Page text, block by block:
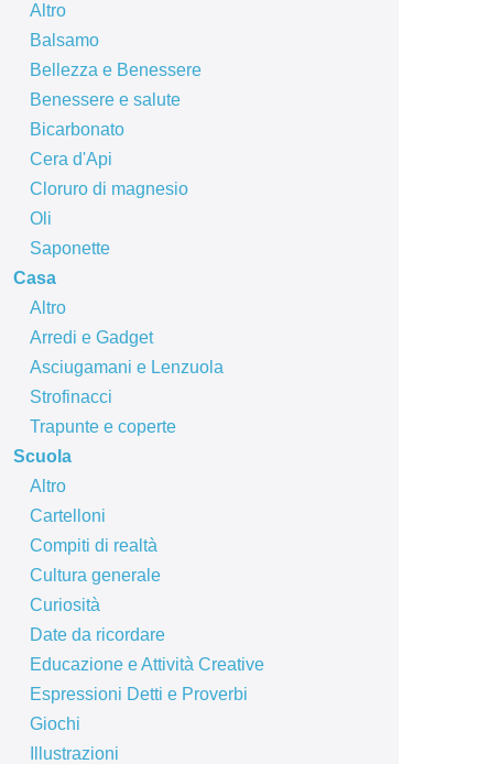
Altro
Balsamo
Bellezza e Benessere
Benessere e salute
Bicarbonato
Cera d'Api
Cloruro di magnesio
Oli
Saponette
Casa
Altro
Arredi e Gadget
Asciugamani e Lenzuola
Strofinacci
Trapunte e coperte
Scuola
Altro
Cartelloni
Compiti di realtà
Cultura generale
Curiosità
Date da ricordare
Educazione e Attività Creative
Espressioni Detti e Proverbi
Giochi
Illustrazioni